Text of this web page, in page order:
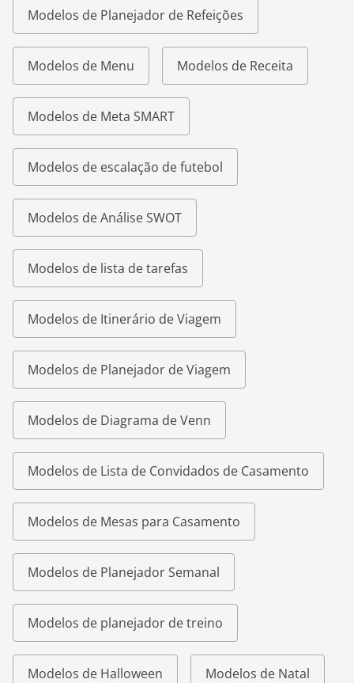
Modelos de Planejador de Refeições
Modelos de Menu Modelos de Receita
Modelos de Meta SMART
Modelos de escalação de futebol
Modelos de Análise SWOT
Modelos de lista de tarefas
Modelos de Itinerário de Viagem
Modelos de Planejador de Viagem
Modelos de Diagrama de Venn
Modelos de Lista de Convidados de Casamento
Modelos de Mesas para Casamento
Modelos de Planejador Semanal
Modelos de planejador de treino
Modelos de Halloween Modelos de Natal